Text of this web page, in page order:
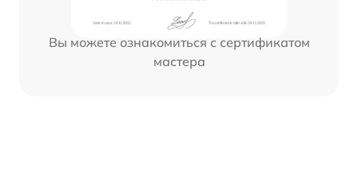
Вы можете ознакомиться с сертификатом
мастера